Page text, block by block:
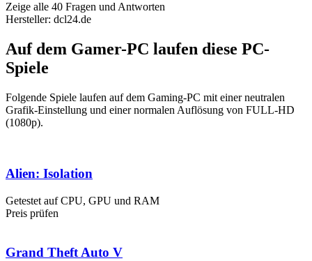
Zeige alle 40 Fragen und Antworten
Hersteller: dcl24.de
Auf dem Gamer-PC laufen diese PC-
Spiele
Folgende Spiele laufen auf dem Gaming-PC mit einer neutralen
Grafik-Einstellung und einer normalen Auflösung von FULL-HD
(1080p).
Alien: Isolation
Getestet auf CPU, GPU und RAM
Preis prüfen
Grand Theft Auto V